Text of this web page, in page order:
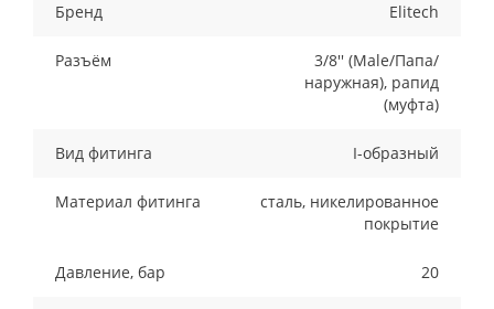
Бренд Elitech
Разъём
3/8'' (Male/Папа/
наружная), рапид
(муфта)
Вид фитинга I-образный
Материал фитинга
сталь, никелированное
покрытие
Давление, бар 20